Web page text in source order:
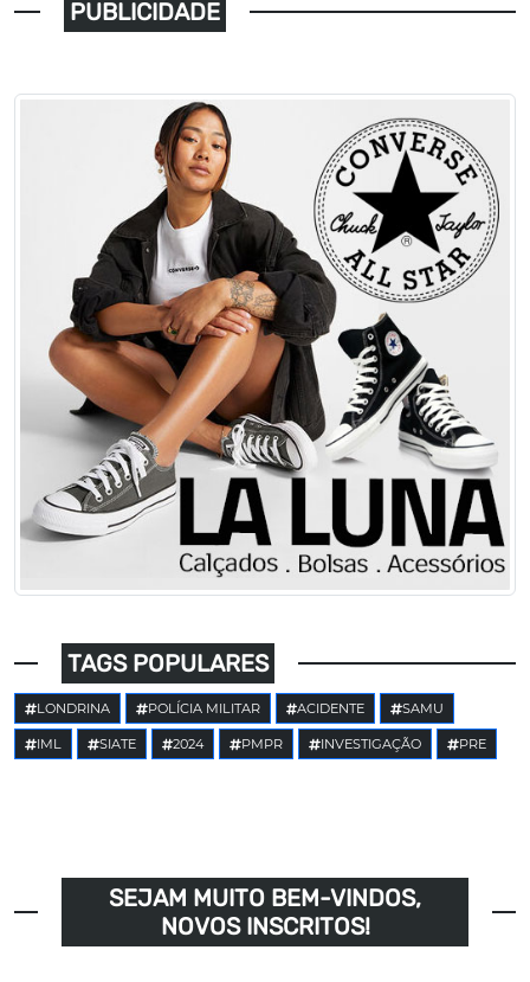
PUBLICIDADE
TAGS POPULARES
LONDRINA POLÍCIA MILITAR ACIDENTE SAMU
IML SIATE 2024 PMPR INVESTIGAÇÃO PRE
SEJAM MUITO BEM-VINDOS,
NOVOS INSCRITOS!